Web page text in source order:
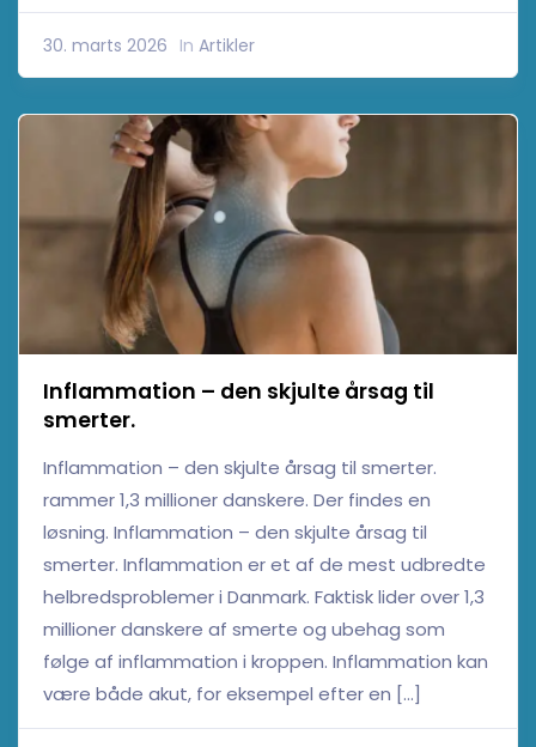
30. marts 2026 In Artikler
Inflammation – den skjulte årsag til
smerter.
Inflammation – den skjulte årsag til smerter.
rammer 1,3 millioner danskere. Der findes en
løsning. Inflammation – den skjulte årsag til
smerter. Inflammation er et af de mest udbredte
helbredsproblemer i Danmark. Faktisk lider over 1,3
millioner danskere af smerte og ubehag som
følge af inflammation i kroppen. Inflammation kan
være både akut, for eksempel efter en […]